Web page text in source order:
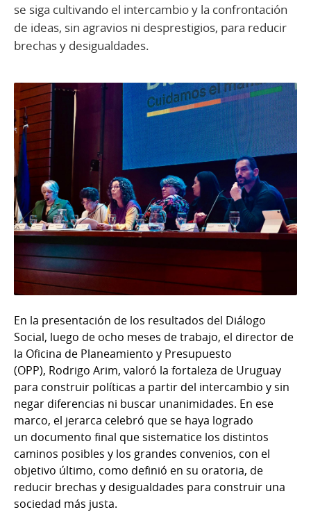
se siga cultivando el intercambio y la confrontación
de ideas, sin agravios ni desprestigios, para reducir
brechas y desigualdades.
En la presentación de los resultados del Diálogo
Social, luego de ocho meses de trabajo, el director de
la Oficina de Planeamiento y Presupuesto
(OPP), Rodrigo Arim, valoró la fortaleza de Uruguay
para construir políticas a partir del intercambio y sin
negar diferencias ni buscar unanimidades. En ese
marco, el jerarca celebró que se haya logrado
un documento final que sistematice los distintos
caminos posibles y los grandes convenios, con el
objetivo último, como definió en su oratoria, de
reducir brechas y desigualdades para construir una
sociedad más justa.